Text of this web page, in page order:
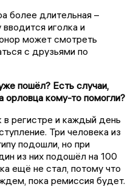
более длительная –
иголка и
может смотреть
с друзьями по
пошёл? Есть случаи,
орловца кому-то помогли?
регистре и каждый день
Три человека из
подошли, но при
из них подошёл на 100
ещё не стал, потому что
пока ремиссия будет.